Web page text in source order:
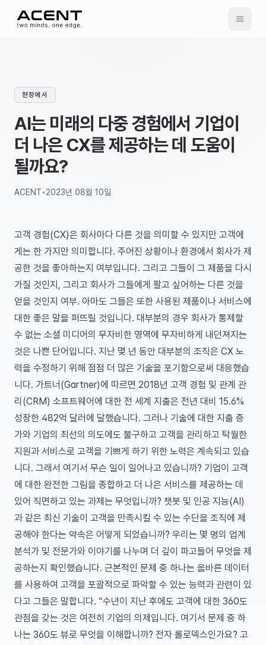
ACENT
현장에서
AI는 미래의 다중 경험에서 기업이
더 나은 CX를 제공하는 데 도움이
될까요?
ACENT•2023년 08월 10일
고객 경험(CX)은 회사마다 다른 것을 의미할 수 있지만 고객에
게는 한 가지만 의미합니다. 주어진 상황이나 환경에서 회사가 제
공한 것을 좋아하는지 여부입니다. 그리고 그들이 그 제품을 다시
가질 것인지, 그리고 회사가 그들에게 팔고 싶어하는 다른 것을
얻을 것인지 여부. 아마도 그들은 또한 사용된 제품이나 서비스에
대한 좋은 말을 퍼뜨릴 것입니다. 대부분의 경우 회사가 통제할
수 없는 소셜 미디어의 무자비한 영역에 무자비하게 내던져지는
것은 나쁜 단어입니다. 지난 몇 년 동안 대부분의 조직은 CX 노
력을 수정하기 위해 점점 더 많은 기술을 포기함으로써 대응했습
니다. 가트너(Gartner)에 따르면 2018년 고객 경험 및 관계 관
리(CRM) 소프트웨어에 대한 전 세계 지출은 전년 대비 15.6%
성장한 482억 달러에 달했습니다. 그러나 기술에 대한 지출 증
가와 기업의 최선의 의도에도 불구하고 고객을 관리하고 탁월한
지원과 서비스로 고객을 기쁘게 하기 위한 노력은 계속되고 있습
니다. 그래서 여기서 무슨 일이 일어나고 있습니까? 기업이 고객
에 대한 완전한 그림을 종합하고 더 나은 서비스를 제공하는 데
있어 직면하고 있는 과제는 무엇입니까? 챗봇 및 인공 지능(AI)
과 같은 최신 기술이 고객을 만족시킬 수 있는 수단을 조직에 제
공해야 한다는 약속은 어떻게 되었습니까? 우리는 몇 명의 업계
분석가 및 전문가와 이야기를 나누며 더 깊이 파고들어 무엇을 제
공하는지 확인했습니다. 근본적인 문제 중 하나는 올바른 데이터
를 사용하여 고객을 포괄적으로 파악할 수 있는 능력과 관련이 있
다고 그들은 말합니다. “수년이 지난 후에도 고객에 대한 360도
관점을 갖는 것은 여전히 ​​기업의 의제입니다. 여기서 문제 중 하
나는 360도 뷰로 무엇을 이해합니까? 전자 롤로덱스인가요? 고